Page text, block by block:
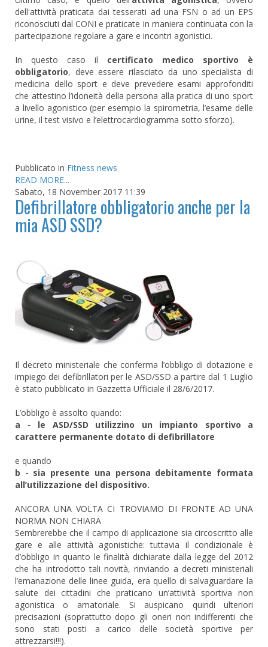
dell'attività praticata dai tesserati ad una FSN o ad un EPS
riconosciuti dal CONI e praticate in maniera continuata con la
partecipazione regolare a gare e incontri agonistici.
In questo caso il certificato medico sportivo è
obbligatorio, deve essere rilasciato da uno specialista di
medicina dello sport e deve prevedere esami approfonditi
che attestino l’idoneità della persona alla pratica di uno sport
a livello agonistico (per esempio la spirometria, l’esame delle
urine, il test visivo e l’elettrocardiogramma sotto sforzo).
Pubblicato in Fitness news
READ MORE...
Sabato, 18 November 2017 11:39
Defibrillatore obbligatorio anche per la
mia ASD SSD?
Il decreto ministeriale che conferma l’obbligo di dotazione e
impiego dei defibrillatori per le ASD/SSD a partire dal 1 Luglio
è stato pubblicato in Gazzetta Ufficiale il 28/6/2017.
L’obbligo è assolto quando:
a - le ASD/SSD utilizzino un impianto sportivo a
carattere permanente dotato di defibrillatore
e quando
b - sia presente una persona debitamente formata
all’utilizzazione del dispositivo.
ANCORA UNA VOLTA CI TROVIAMO DI FRONTE AD UNA
NORMA NON CHIARA
Sembrerebbe che il campo di applicazione sia circoscritto alle
gare e alle attività agonistiche: tuttavia il condizionale è
d’obbligo in quanto le finalità dichiarate dalla legge del 2012
che ha introdotto tali novità, rinviando a decreti ministeriali
l’emanazione delle linee guida, era quello di salvaguardare la
salute dei cittadini che praticano un’attività sportiva non
agonistica o amatoriale. Si auspicano quindi ulteriori
precisazioni (soprattutto dopo gli oneri non indifferenti che
sono stati posti a carico delle società sportive per
attrezzarsi!!!).